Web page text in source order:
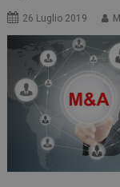
26 Luglio 2019